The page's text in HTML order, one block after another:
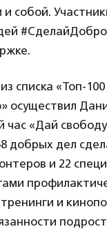
собой.
списка «Топ-
осуществил
час «Дай
добрых дел
и 22
и